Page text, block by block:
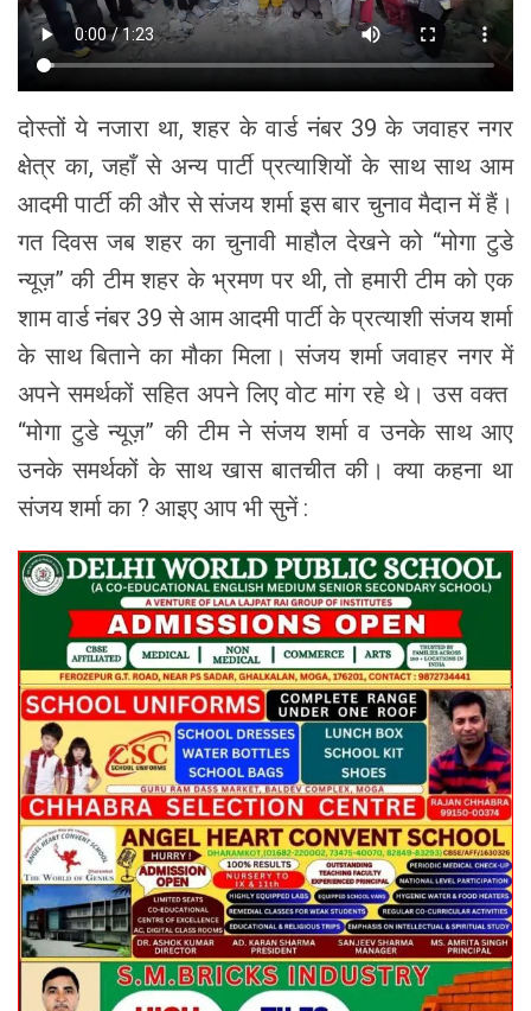
दोस्तों ये नजारा था, शहर के वार्ड नंबर 39 के जवाहर नगर
क्षेत्र का, जहाँ से अन्य पार्टी प्रत्याशियों के साथ साथ आम
आदमी पार्टी की और से संजय शर्मा इस बार चुनाव मैदान में हैं।
गत दिवस जब शहर का चुनावी माहौल देखने को “मोगा टुडे
न्यूज़” की टीम शहर के भ्रमण पर थी, तो हमारी टीम को एक
शाम वार्ड नंबर 39 से आम आदमी पार्टी के प्रत्याशी संजय शर्मा
के साथ बिताने का मौका मिला। संजय शर्मा जवाहर नगर में
अपने समर्थकों सहित अपने लिए वोट मांग रहे थे। उस वक्त
“मोगा टुडे न्यूज़” की टीम ने संजय शर्मा व उनके साथ आए
उनके समर्थकों के साथ खास बातचीत की। क्या कहना था
संजय शर्मा का ? आइए आप भी सुनें :